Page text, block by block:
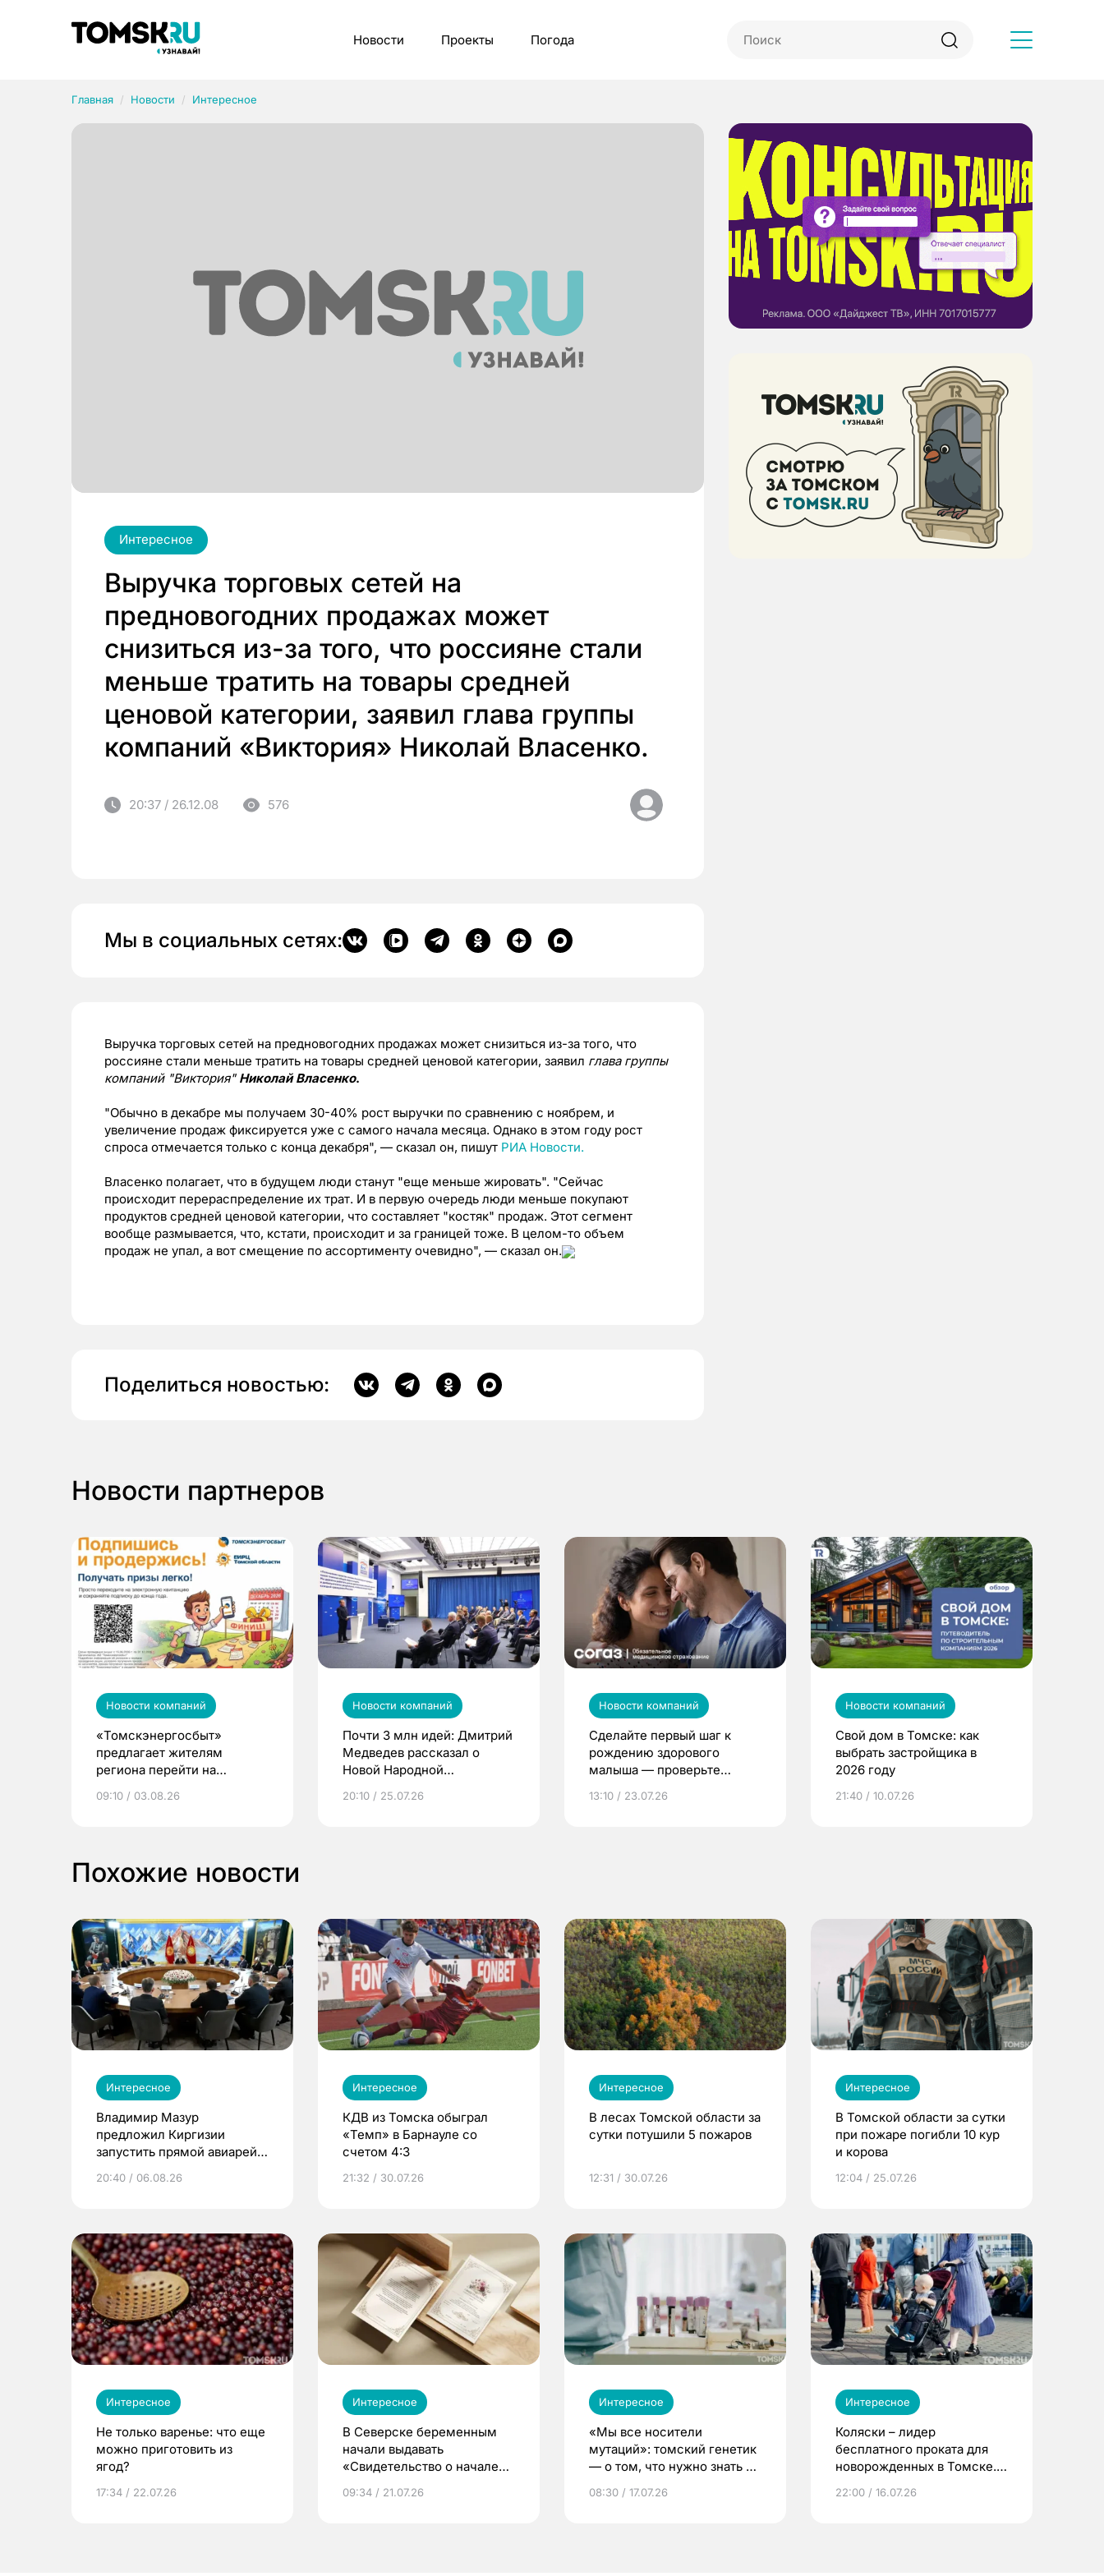
Новости Проекты Погода
Главная Новости Интересное
Интересное
Выручка торговых сетей на
предновогодних продажах может
снизиться из-за того, что россияне стали
меньше тратить на товары средней
ценовой категории, заявил глава группы
компаний «Виктория» Николай Власенко.
20:37 / 26.12.08 576
Мы в социальных сетях:
Выручка торговых сетей на предновогодних продажах может снизиться из-за того, что
россияне стали меньше тратить на товары средней ценовой категории, заявил глава группы
компаний "Виктория" Николай Власенко.
"Обычно в декабре мы получаем 30-40% рост выручки по сравнению с ноябрем, и
увеличение продаж фиксируется уже с самого начала месяца. Однако в этом году рост
спроса отмечается только с конца декабря", — сказал он, пишут РИА Новости.
Власенко полагает, что в будущем люди станут "еще меньше жировать". "Сейчас
происходит перераспределение их трат. И в первую очередь люди меньше покупают
продуктов средней ценовой категории, что составляет "костяк" продаж. Этот сегмент
вообще размывается, что, кстати, происходит и за границей тоже. В целом-то объем
продаж не упал, а вот смещение по ассортименту очевидно", — сказал он.
Поделиться новостью:
Новости партнеров
Новости компаний
«Томскэнергосбыт»
предлагает жителям
региона перейти на
выиграть призы
09:10 / 03.08.26
Новости компаний
Почти 3 млн идей: Дмитрий
Медведев рассказал о
Новой Народной
20:10 / 25.07.26
Новости компаний
Сделайте первый шаг к
рождению здорового
малыша — проверьте
по ОМС!
13:10 / 23.07.26
Новости компаний
Свой дом в Томске: как
выбрать застройщика в
2026 году
21:40 / 10.07.26
Похожие новости
Интересное
Владимир Мазур
предложил Киргизии
запустить прямой авиарейс
20:40 / 06.08.26
Интересное
КДВ из Томска обыграл
«Темп» в Барнауле со
счетом 4:3
21:32 / 30.07.26
Интересное
В лесах Томской области за
сутки потушили 5 пожаров
12:31 / 30.07.26
Интересное
В Томской области за сутки
при пожаре погибли 10 кур
и корова
12:04 / 25.07.26
Интересное
Не только варенье: что еще
можно приготовить из
ягод?
17:34 / 22.07.26
Интересное
В Северске беременным
начали выдавать
«Свидетельство о начале
09:34 / 21.07.26
Интересное
«Мы все носители
мутаций»: томский генетик
— о том, что нужно знать до
08:30 / 17.07.26
Интересное
Коляски – лидер
бесплатного проката для
новорожденных в Томске.
22:00 / 16.07.26
Рубрики